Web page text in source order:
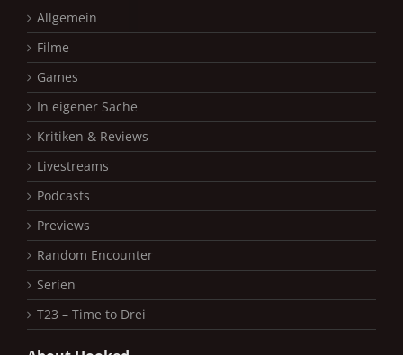
Allgemein
Filme
Games
In eigener Sache
Kritiken & Reviews
Livestreams
Podcasts
Previews
Random Encounter
Serien
T23 – Time to Drei